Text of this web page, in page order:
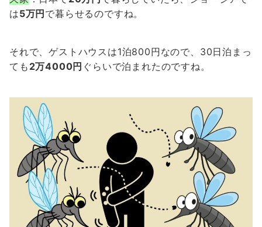
は5万円で暮らせるのですね。
それで、ゲストハウスは1泊800円なので、30日泊まっ
ても 2万4000円 ぐらいで泊まれたのですね。